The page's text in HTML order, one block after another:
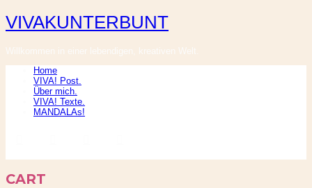
VIVAKUNTERBUNT
VIVAKUNTERBUNT
Willkommen in einer lebendigen, kreativen Welt.
Home
VIVA! Post.
Über mich.
VIVA! Texte.
MANDALAs!
CART